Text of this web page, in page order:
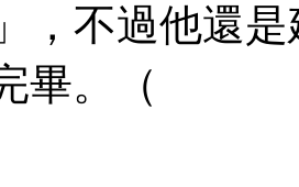
，不過他還
畢。（